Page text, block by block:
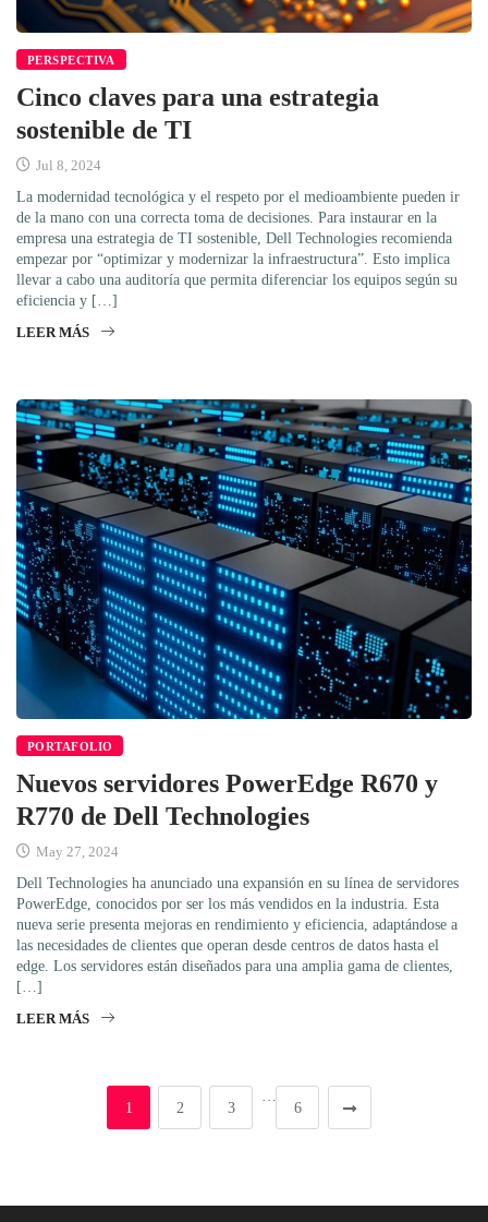
PERSPECTIVA
Cinco claves para una estrategia
sostenible de TI
Jul 8, 2024
La modernidad tecnológica y el respeto por el medioambiente pueden ir
de la mano con una correcta toma de decisiones. Para instaurar en la
empresa una estrategia de TI sostenible, Dell Technologies recomienda
empezar por “optimizar y modernizar la infraestructura”. Esto implica
llevar a cabo una auditoría que permita diferenciar los equipos según su
eficiencia y […]
LEER MÁS
PORTAFOLIO
Nuevos servidores PowerEdge R670 y
R770 de Dell Technologies
May 27, 2024
Dell Technologies ha anunciado una expansión en su línea de servidores
PowerEdge, conocidos por ser los más vendidos en la industria. Esta
nueva serie presenta mejoras en rendimiento y eficiencia, adaptándose a
las necesidades de clientes que operan desde centros de datos hasta el
edge. Los servidores están diseñados para una amplia gama de clientes,
[…]
LEER MÁS
1 2 3 6